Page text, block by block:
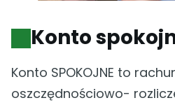
Konto
Konto SPOKOJNE to
oszczędnościowo-